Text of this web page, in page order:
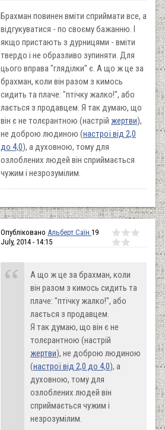
Брахман повинен вміти сприймати все, а
відгукуватися - по своєму бажанню. І
якщо пристають з дурницями - вміти
твердо і не образливо зупиняти. Для
цього вправа "гляділки" є. А що ж це за
брахман, коли він разом з кимось
сидить та плаче: "птічку жалко!", або
лається з продавцем. Я так думаю, що
він є не толєрантною (настрій жертви),
не доброю людиною (настрої від 2,0
до 4,0), а духовною, тому для
озлоблених людей він сприймається
чужим і незрозумілим.
Опубліковано Альберт Саїн 19
July, 2014 - 14:15
А що ж це за брахман, коли
він разом з кимось сидить та
плаче: "птічку жалко!", або
лається з продавцем.
Я так думаю, що він є не
толєрантною (настрій
жертви), не доброю людиною
(настрої від 2,0 до 4,0), а
духовною, тому для
озлоблених людей він
сприймається чужим і
незрозумілим.